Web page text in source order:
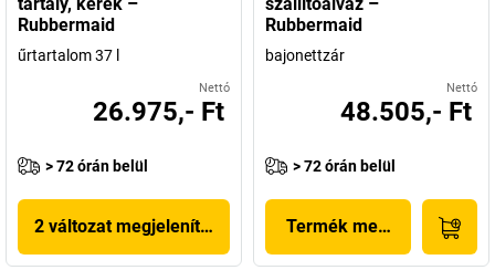
Rubbermaid
űrtartalom 37 l
Nettó
26.975,- Ft
> 72 órán belül
2 változat megjelenítése
Rubbermaid
bajonettzár
Nettó
48.505,- Ft
> 72 órán belül
Termék megjelenítése